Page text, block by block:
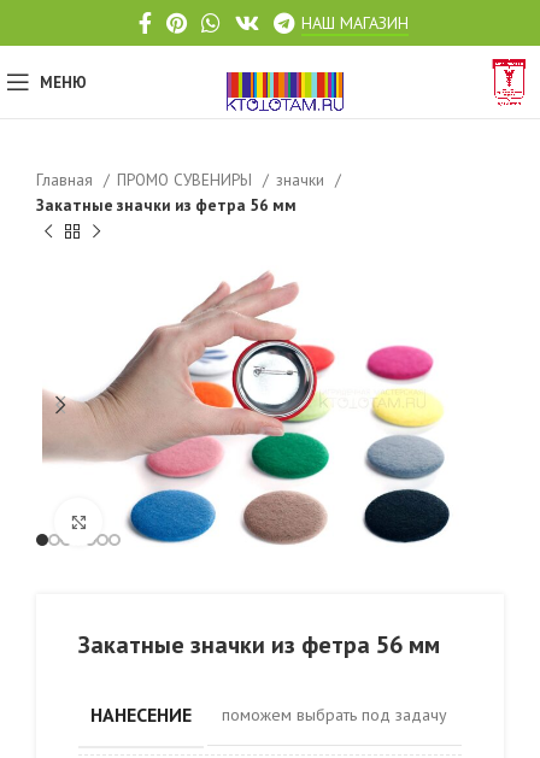
НАШ МАГАЗИН
МЕНЮ
Главная ПРОМО СУВЕНИРЫ
значки
Закатные значки из фетра 56 мм
Click to enlarge
Закатные значки из фетра 56 мм
НАНЕСЕНИЕ поможем выбрать под задачу